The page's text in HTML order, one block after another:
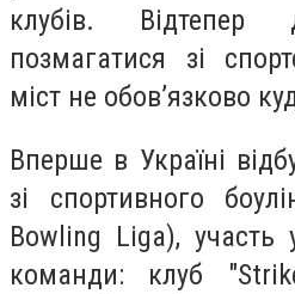
клубів.
позмагатися зі
міст не обов’язково
Вперше в Україні
зі спортивного
Bowling Liga), участь
команди: клуб